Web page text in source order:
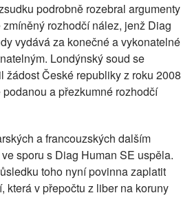
podrobně rozebral argumenty
rozhodčí nález, jenž Diag
vydává za konečné a vykonatelné
Londýnský soud se
České republiky z roku 2008
a přezkumné rozhodčí
a francouzských dalším
sporu s Diag Human SE uspěla.
toho nyní povinna zaplatit
v přepočtu z liber na koruny